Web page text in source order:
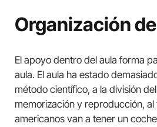
Organización
El apoyo dentro del aula forma
aula. El aula ha estado
método científico, a la división
memorización y reproducción, al
americanos van a tener un